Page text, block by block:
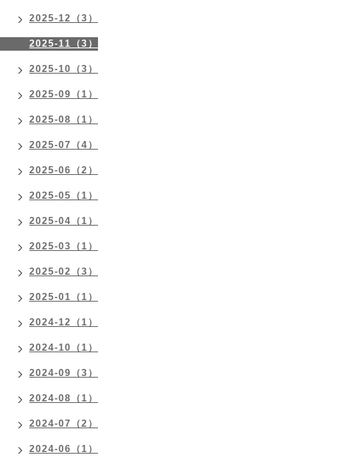
2025-12（3）
2025-11（3）
2025-10（3）
2025-09（1）
2025-08（1）
2025-07（4）
2025-06（2）
2025-05（1）
2025-04（1）
2025-03（1）
2025-02（3）
2025-01（1）
2024-12（1）
2024-10（1）
2024-09（3）
2024-08（1）
2024-07（2）
2024-06（1）